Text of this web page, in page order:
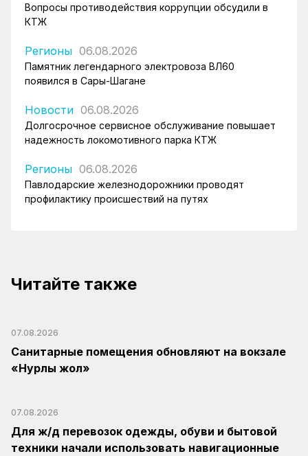
Вопросы противодействия коррупции обсудили в
КТЖ
Регионы 06.08.2026
Памятник легендарного электровоза ВЛ60
появился в Сары-Шагане
Новости 06.08.2026
Долгосрочное сервисное обслуживание повышает
надежность локомотивного парка КТЖ
Регионы 06.08.2026
Павлодарские железнодорожники проводят
профилактику происшествий на путях
Читайте также
07.08.2026
Санитарные помещения обновляют на вокзале
«Нурлы жол»
07.08.2026
Для ж/д перевозок одежды, обуви и бытовой
техники начали использовать навигационные